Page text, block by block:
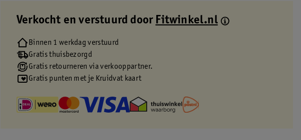
Verkocht en verstuurd door Fitwinkel.nl
Binnen 1 werkdag verstuurd
Gratis thuisbezorgd
Gratis retourneren via verkooppartner.
Gratis punten met je Kruidvat kaart